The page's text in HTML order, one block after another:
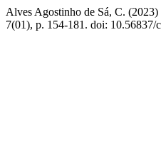
Alves Agostinho de Sá, C.
7(01), p. 154-181. doi: 10.56837/